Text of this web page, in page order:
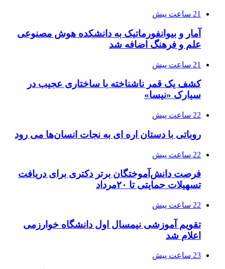
21 ساعت پیش
آمار و بیوانفورماتیک به دانشکده هوش مصنوعی
علم و فرهنگ اضافه شد
21 ساعت پیش
کشف یک قمر ناشناخته با ساختاری عجیب در
سیارک «نیسا»
22 ساعت پیش
روباتی با دستان اره ای به نجات انسان‌ها می رود
22 ساعت پیش
فرصت دانش‌آموختگان برتر دکتری‌ برای دریافت
تسهیلات حمایتی تا ۲۰مرداد
22 ساعت پیش
تقویم آموزشی نیمسال اول دانشگاه خوارزمی
اعلام شد
23 ساعت پیش